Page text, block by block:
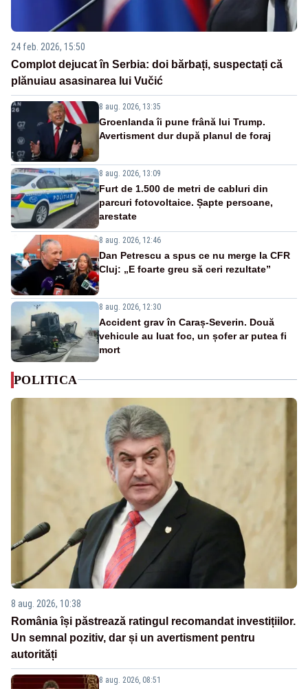
24 feb. 2026, 15:50
Complot dejucat în Serbia: doi bărbați, suspectați că
plănuiau asasinarea lui Vučić
8 aug. 2026, 13:35
Groenlanda îi pune frână lui Trump.
Avertisment dur după planul de foraj
8 aug. 2026, 13:09
Furt de 1.500 de metri de cabluri din
parcuri fotovoltaice. Șapte persoane,
arestate
8 aug. 2026, 12:46
Dan Petrescu a spus ce nu merge la CFR
Cluj: „E foarte greu să ceri rezultate”
8 aug. 2026, 12:30
Accident grav în Caraș-Severin. Două
vehicule au luat foc, un șofer ar putea fi
mort
POLITICA
8 aug. 2026, 10:38
România își păstrează ratingul recomandat investițiilor.
Un semnal pozitiv, dar și un avertisment pentru
autorități
8 aug. 2026, 08:51